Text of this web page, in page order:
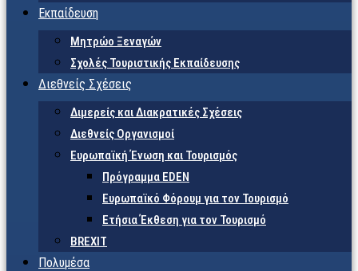
Εκπαίδευση
Μητρώο Ξεναγών
Σχολές Τουριστικής Εκπαίδευσης
Διεθνείς Σχέσεις
Διμερείς και Διακρατικές Σχέσεις
Διεθνείς Οργανισμοί
Ευρωπαϊκή Ένωση και Τουρισμός
Πρόγραμμα EDEN
Ευρωπαϊκό Φόρουμ για τον Τουρισμό
Ετήσια Έκθεση για τον Τουρισμό
BREXIT
Πολυμέσα